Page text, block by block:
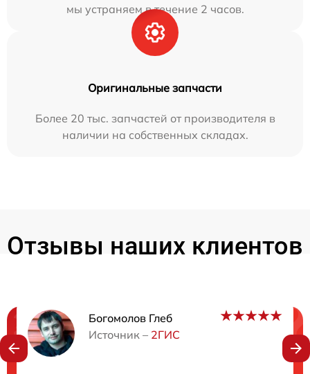
мы устраняем в течение 2 часов.
Оригинальные запчасти
Более 20 тыс. запчастей от производителя в
наличии на собственных складах.
Отзывы наших клиентов
Богомолов Глеб
Источник – 2ГИС
Нужна консультация?